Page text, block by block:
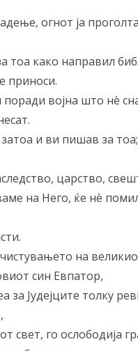
огнот ја
тоа како направил
приноси.
војна што нè
и ви пишав за
царство,
на Него, ќе нè
на
син Евпатор,
Јудејците толку
свет, го ослободија